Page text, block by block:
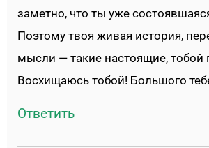
заметно, что ты уже
Поэтому твоя живая история,
мысли — такие настоящие, тобой
Восхищаюсь тобой! Большого
Ответить